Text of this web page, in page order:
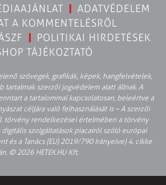
ADATVÉDELEM
A KOMMENTELÉSRŐL
POLITIKAI HIRDETÉSEK
TÁJÉKOZTATÓ
szövegek, grafikák, képek, hangfelvételek,
tartalmak szerzői jogvédelem alatt állnak. A
a tartalommal kapcsolatosan, beleértve a
céljára való felhasználását is – A szerzői
törvény rendelkezései értelmében a törvény
digitális szolgáltatások piacairól szóló európai
és a Tanács (EU) 2019/790 Irányelve) 4. cikke
© 2026 HETEK.HU Kft.